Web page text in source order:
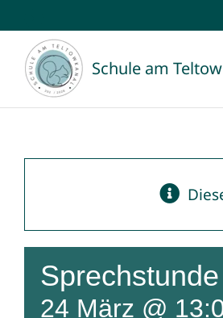
Inhalt
springen
Schule am
24 März @